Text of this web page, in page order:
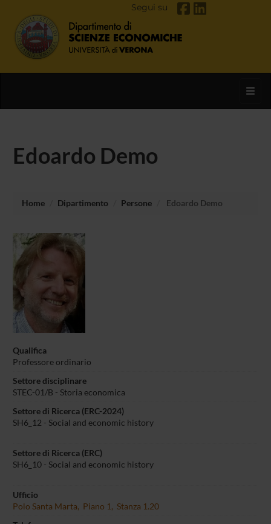
Segui su
Edoardo Demo
Home Dipartimento Persone Edoardo Demo
Qualifica
Professore ordinario
Settore disciplinare
STEC-01/B - Storia economica
Settore di Ricerca (ERC-2024)
SH6_12 - Social and economic history
Settore di Ricerca (ERC)
SH6_10 - Social and economic history
Ufficio
Polo Santa Marta, Piano 1, Stanza 1.20